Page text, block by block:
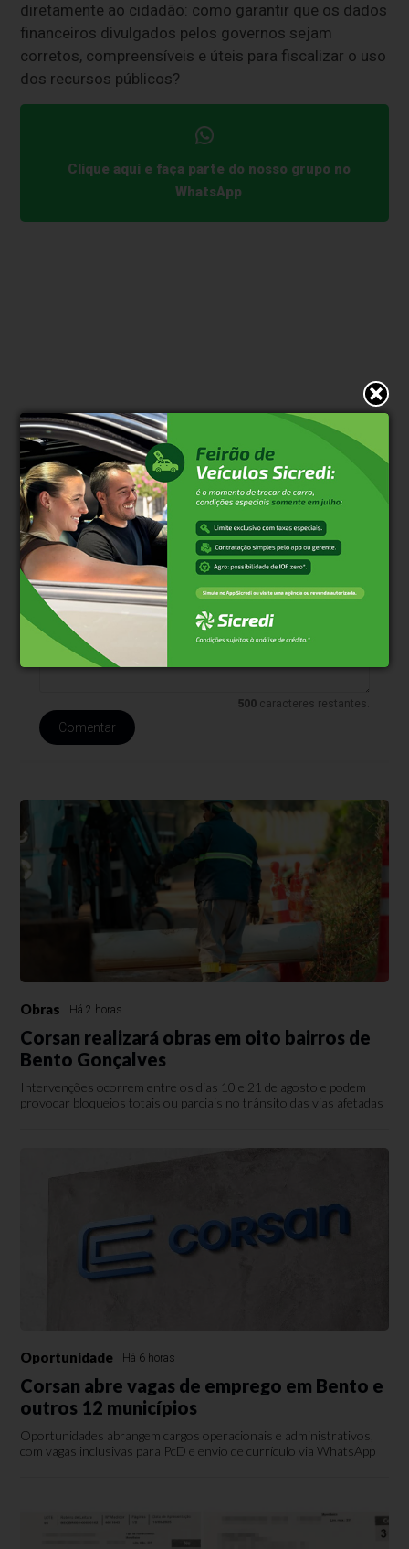
diretamente ao cidadão: como garantir que os dados
financeiros divulgados pelos governos sejam
corretos, compreensíveis e úteis para fiscalizar o uso
dos recursos públicos?
Clique aqui e faça parte do nosso grupo no
WhatsApp
* O conteúdo de cada comentário é de responsabilidade de quem
realizá-lo. Nos reservamos ao direito de reprovar ou eliminar
comentários em desacordo com o propósito do site ou que
contenham palavras ofensivas.
500 caracteres restantes.
Comentar
Obras Há 2 horas
Corsan realizará obras em oito bairros de
Bento Gonçalves
Intervenções ocorrem entre os dias 10 e 21 de agosto e podem
provocar bloqueios totais ou parciais no trânsito das vias afetadas
Oportunidade Há 6 horas
Corsan abre vagas de emprego em Bento e
outros 12 municípios
Oportunidades abrangem cargos operacionais e administrativos,
com vagas inclusivas para PcD e envio de currículo via WhatsApp